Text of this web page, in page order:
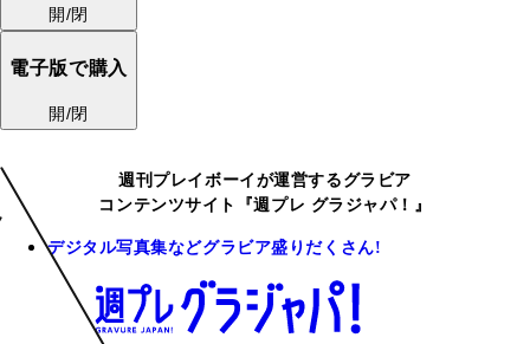
開/閉
電子版で購入
開/閉
週刊プレイボーイが運営するグラビア
コンテンツサイト『週プレ グラジャパ！』
デジタル写真集などグラビア盛りだくさん!